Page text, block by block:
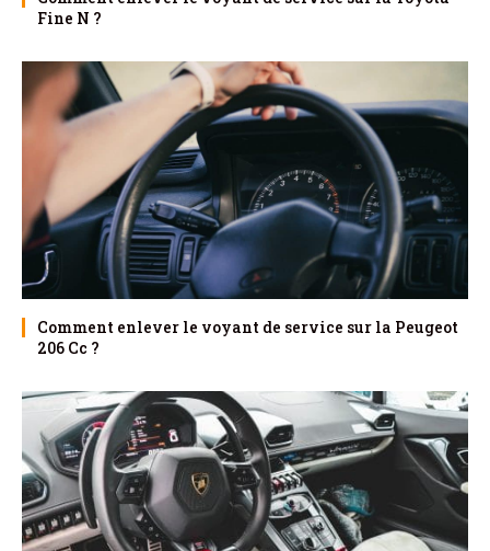
Fine N ?
Comment enlever le voyant de service sur la Peugeot
206 Cc ?